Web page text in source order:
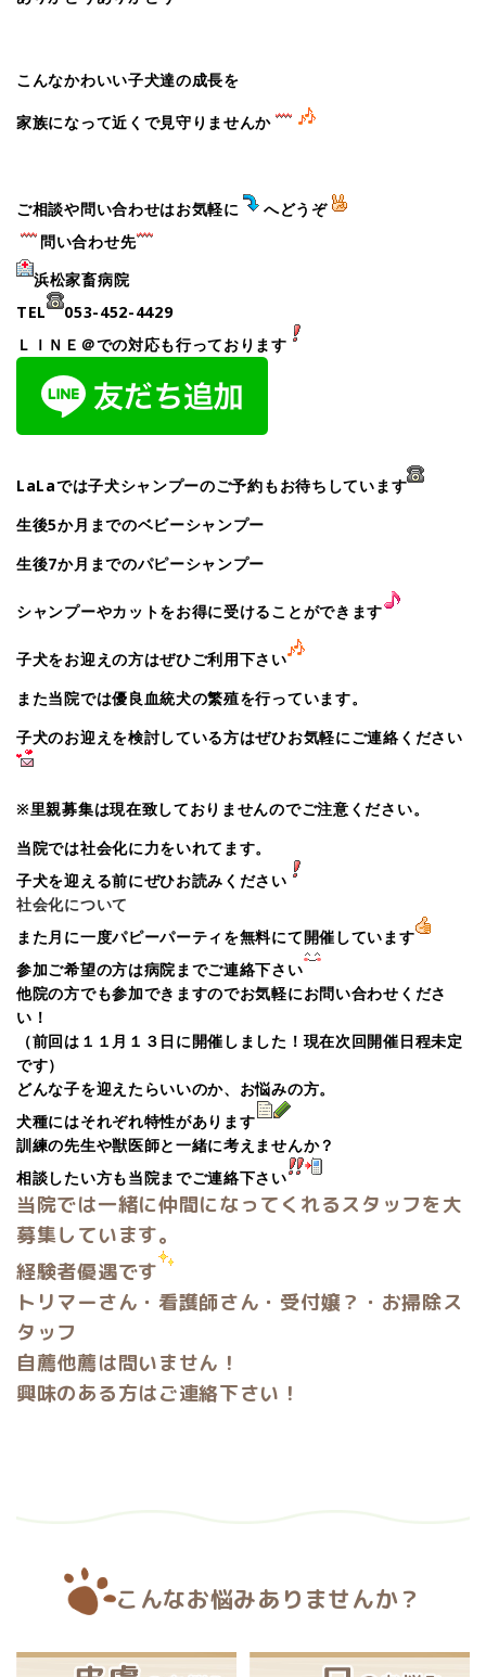
こんなかわいい子犬達の成長を
家族になって近くで見守りませんか
ご相談や問い合わせはお気軽に
へどうぞ
問い合わせ先
浜松家畜病院
TEL
053-452-4429
ＬＩＮＥ＠での対応も行っております
LaLaでは子犬シャンプーのご予約もお待ちしています
生後5か月までのベビーシャンプー
生後7か月までのパピーシャンプー
シャンプーやカットをお得に受けることができます
子犬をお迎えの方はぜひご利用下さい
また当院では優良血統犬の繁殖を行っています。
子犬のお迎えを検討している方はぜひお気軽にご連絡ください
※里親募集は現在致しておりませんのでご注意ください。
当院では社会化に力をいれてます。
子犬を迎える前にぜひお読みください
社会化について
また月に一度パピーパーティを無料にて開催しています
参加ご希望の方は病院までご連絡下さい
他院の方でも参加できますのでお気軽にお問い合わせくださ
い！
（前回は１１月１３日に開催しました！現在次回開催日程未定
です）
どんな子を迎えたらいいのか、お悩みの方。
犬種にはそれぞれ特性があります
訓練の先生や獣医師と一緒に考えませんか？
相談したい方も当院までご連絡下さい
当院では一緒に仲間になってくれるスタッフを大
募集しています。
経験者優遇です
トリマーさん・看護師さん・受付嬢？・お掃除ス
タッフ
自薦他薦は問いません！
興味のある方はご連絡下さい！
こんなお悩みありませんか？